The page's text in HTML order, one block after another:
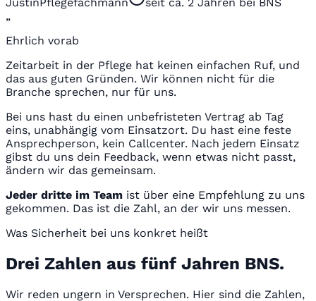
„
Ehrlich vorab
Zeitarbeit in der Pflege hat keinen einfachen Ruf, und
das aus guten Gründen. Wir können nicht für die
Branche sprechen, nur für uns.
Bei uns hast du einen unbefristeten Vertrag ab Tag
eins, unabhängig vom Einsatzort. Du hast eine feste
Ansprechperson, kein Callcenter. Nach jedem Einsatz
gibst du uns dein Feedback, wenn etwas nicht passt,
ändern wir das gemeinsam.
Jeder dritte im Team ist über eine Empfehlung zu uns
gekommen. Das ist die Zahl, an der wir uns messen.
Was Sicherheit bei uns konkret heißt
Drei Zahlen aus fünf Jahren BNS.
Wir reden ungern in Versprechen. Hier sind die Zahlen,